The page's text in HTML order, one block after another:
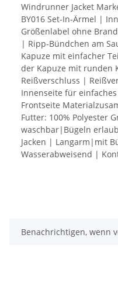
Windrunner Jacket
BY016 Set-In-Ärmel |
Größenlabel ohne
| Ripp-Bündchen am
Kapuze mit einfacher
der Kapuze mit runden
Reißverschluss |
Innenseite für
Frontseite
Futter: 100% Polyester
waschbar|Bügeln
Jacken | Langarm|mit
Wasserabweisend |
Benachrichtigen, wenn